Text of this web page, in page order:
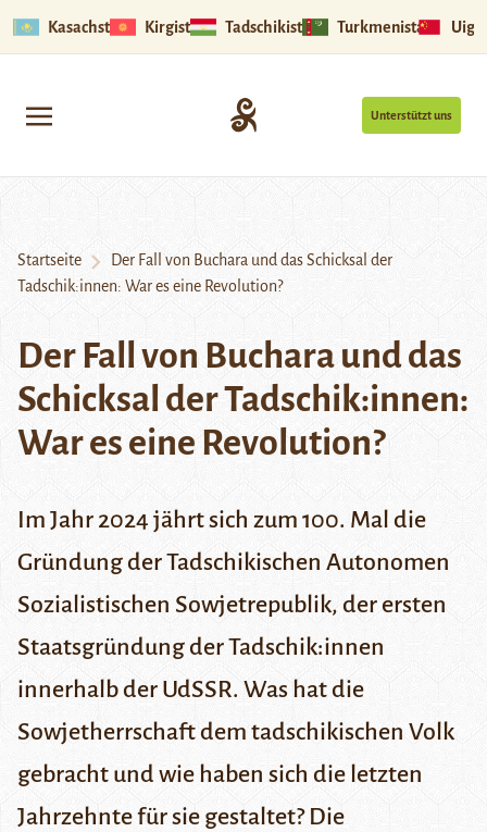
Kasachstan Kirgistan Tadschikistan Turkmenistan
Unterstützt uns
Startseite
Der Fall von Buchara und das Schicksal der
Tadschik:innen: War es eine Revolution?
Der Fall von Buchara und das
Schicksal der Tadschik:innen:
War es eine Revolution?
Im Jahr 2024 jährt sich zum 100. Mal die
Gründung der Tadschikischen Autonomen
Sozialistischen Sowjetrepublik, der ersten
Staatsgründung der Tadschik:innen
innerhalb der UdSSR. Was hat die
Sowjetherrschaft dem tadschikischen Volk
gebracht und wie haben sich die letzten
Jahrzehnte für sie gestaltet? Die